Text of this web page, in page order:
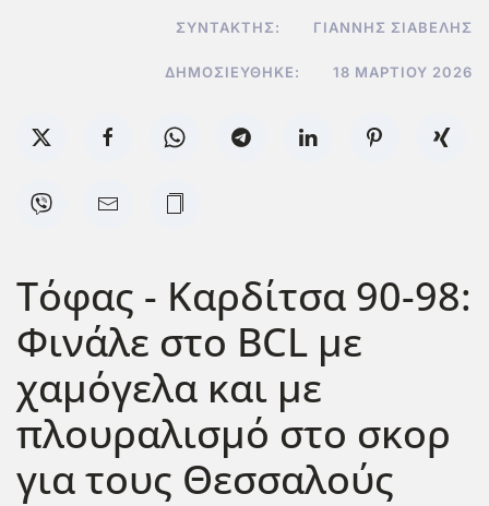
ΣΥΝΤΆΚΤΗΣ: ΓΙΆΝΝΗΣ ΣΙΑΒΕΛΉΣ
ΔΗΜΟΣΙΕΎΘΗΚΕ: 18 ΜΑΡΤΊΟΥ 2026
Τόφας - Καρδίτσα 90-98:
Φινάλε στο BCL με
χαμόγελα και με
πλουραλισμό στο σκορ
για τους Θεσσαλούς